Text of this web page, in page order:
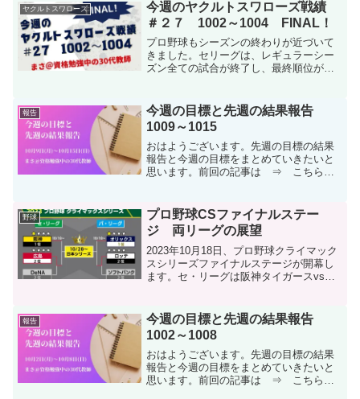
れ、非常に厳しい1週間となりました...。
来週で対戦カー...
ヤクルトスワローズ
今週のヤクルトスワローズ戦績
＃２７ 1002～1004 FINAL！
プロ野球もシーズンの終わりが近づいて
きました。セリーグは、レギュラーシー
ズン全ての試合が終了し、最終順位が確
の2チームが勝ち上がりました。今週のヤ
クルトスワローズ...
報告
今週の目標と先週の結果報告
1009～1015
おはようございます。先週の目標の結果
報告と今週の目標をまとめていきたいと
思います。前回の記事は ⇒ こちら
券の紹介記事は ⇒ こちら ⇐1年の抱
負は ⇒ こちら ...
野球
プロ野球CSファイナルステー
ジ 両リーグの展望
2023年10月18日、プロ野球クライマック
スシリーズファイナルステージが開幕し
ます。セ・リーグは阪神タイガースvs広
ンクホークスの両リーグとも1位と2位の
チーム同士...
報告
今週の目標と先週の結果報告
1002～1008
おはようございます。先週の目標の結果
報告と今週の目標をまとめていきたいと
思います。前回の記事は ⇒ こちら